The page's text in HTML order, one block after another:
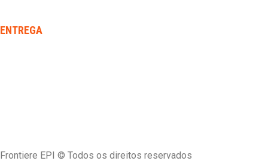
ENTREGA
Frontiere EPI © Todos os direitos reservados